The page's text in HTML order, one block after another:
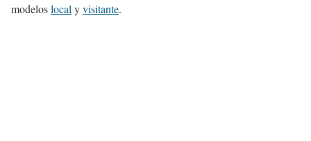
modeloslocal yvisitante.